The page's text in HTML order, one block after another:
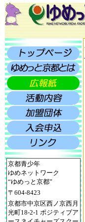
京都青少年
ゆめネットワーク
“ゆめっと京都”
〒604-8423
京都市中京区西ノ京西月
光町18-2-1 ポジティブア